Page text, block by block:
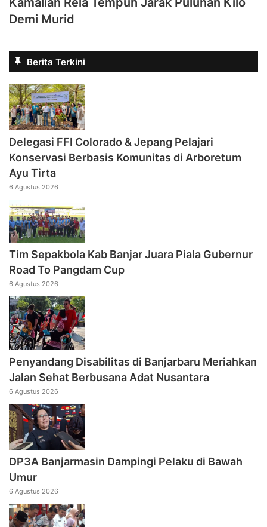
Demi Murid
Berita Terkini
Delegasi FFI Colorado & Jepang Pelajari
Konservasi Berbasis Komunitas di Arboretum
Ayu Tirta
6 Agustus 2026
Tim Sepakbola Kab Banjar Juara Piala Gubernur
Road To Pangdam Cup
6 Agustus 2026
Penyandang Disabilitas di Banjarbaru Meriahkan
Jalan Sehat Berbusana Adat Nusantara
6 Agustus 2026
DP3A Banjarmasin Dampingi Pelaku di Bawah
Umur
6 Agustus 2026